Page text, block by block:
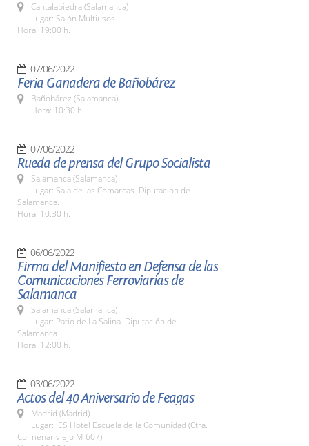
Cantalapiedra (Salamanca)
Lugar: Salón Multiusos
Hora: 19:00 h.
07/06/2022
Feria Ganadera de Bañobárez
Bañobárez (Salamanca)
Hora: 10:30 h.
07/06/2022
Rueda de prensa del Grupo Socialista
Salamanca (Salamanca)
Lugar: Sala de las Comarcas. Diputación de
Salamanca.
Hora: 10:30 h.
06/06/2022
Firma del Manifiesto en Defensa de las
Comunicaciones Ferroviarias de
Salamanca
Salamanca (Salamanca)
Lugar: Patio de La Salina. Diputación de
Salamanca
Hora: 12:00 h.
03/06/2022
Actos del 40 Aniversario de Feagas
Madrid (Madrid)
Lugar: IES Hotel Escuela de la Comunidad (Ctra.
Colmenar viejo M-607)